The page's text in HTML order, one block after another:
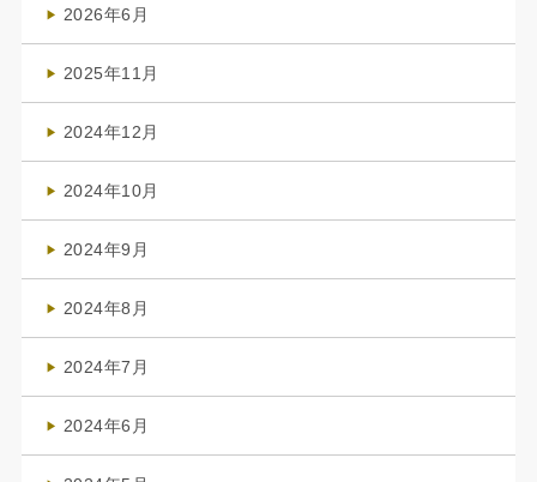
2026年6月
2025年11月
2024年12月
2024年10月
2024年9月
2024年8月
2024年7月
2024年6月